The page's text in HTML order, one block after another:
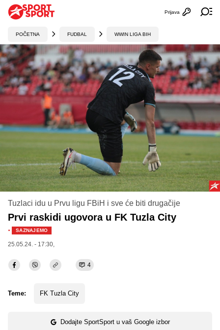
Otvori
Prijava
POČETNA FUDBAL WWIN LIGA BIH
Tuzlaci idu u Prvu ligu FBiH i sve će biti drugačije
Prvi raskidi ugovora u FK Tuzla City
· SAZNAJEMO
25.05.24. - 17:30,
4
Teme: FK Tuzla City
Dodajte SportSport u vaš Google izbor